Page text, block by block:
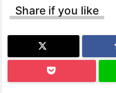
Share if you like